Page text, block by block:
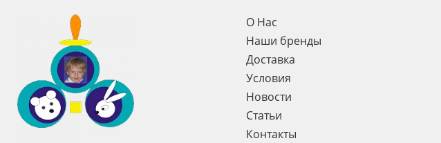
О Нас
Наши бренды
Доставка
Условия
Новости
Статьи
Контакты